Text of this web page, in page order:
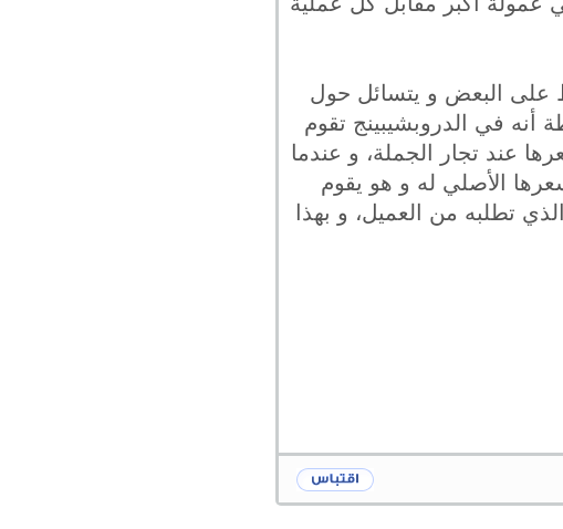
على البعض و يتسائل حول
أنه في الدروبشيبينج تقوم
عند تجار الجملة، و عندما
الأصلي له و هو يقوم
تطلبه من العميل، و بهذا